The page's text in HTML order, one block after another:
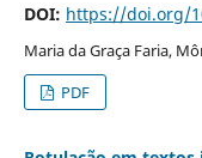
DOI: https://doi.org/
Maria da Graça Faria,
PDF